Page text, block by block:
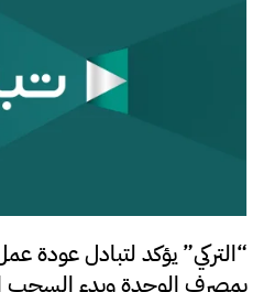
“التركي” يؤكد لتبادل عودة
بمصرف الوحدة وبدء السحب